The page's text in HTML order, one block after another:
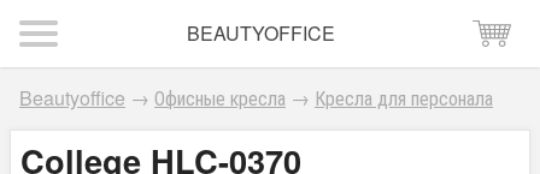
BEAUTYOFFICE
Beautyoffice → Офисные кресла → Кресла для персонала
College HLC-0370